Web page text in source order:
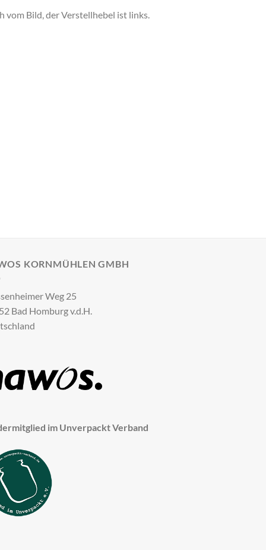
vom Bild, der Verstellhebel ist links.
KORNMÜHLEN GMBH
Weg 25
Bad Homburg v.d.H.
im Unverpackt Verband